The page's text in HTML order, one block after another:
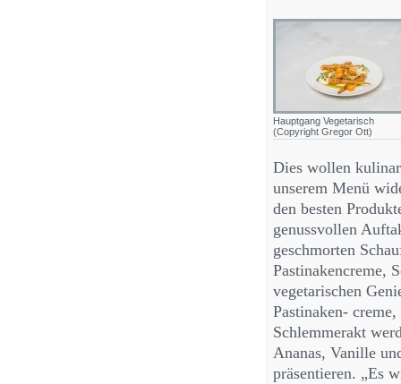
Hauptgang Vegetarisch
(Copyright Gregor Ott)
Dies wollen
unserem Menü
den besten
genussvollen
geschmorten
Pastinakencreme,
vegetarischen
Pastinaken-
Schlemmerakt
Ananas, Vanille
präsentieren. „Es